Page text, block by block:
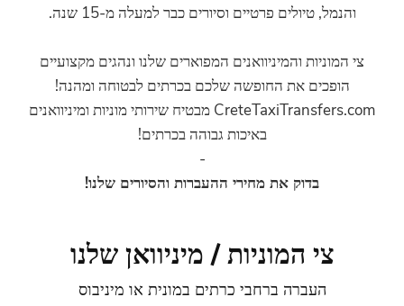
פרטיים וסיורים כבר למעלה מ-15 שנה.
והמיניוואנים המפוארים שלנו ונהגים מקצועיים
את החופשה שלכם בכרתים לבטוחה ומהנה!
CreteTaxiTransfers.com מבטיח שירותי מוניות ומיניוואנים
באיכות גבוהה בכרתים!
בדוק את מחירי ההעברות והסיורים שלנו!
המוניות / מיניוואן שלנו
ברחבי כרתים במונית או מיניבוס